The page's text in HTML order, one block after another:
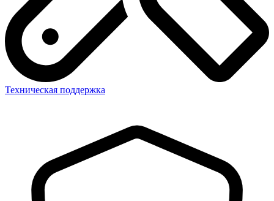
Техническая поддержка